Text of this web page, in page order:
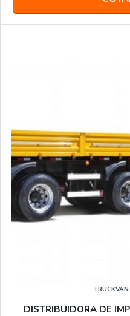
TRUCKVAN
DISTRIBUIDORA DE